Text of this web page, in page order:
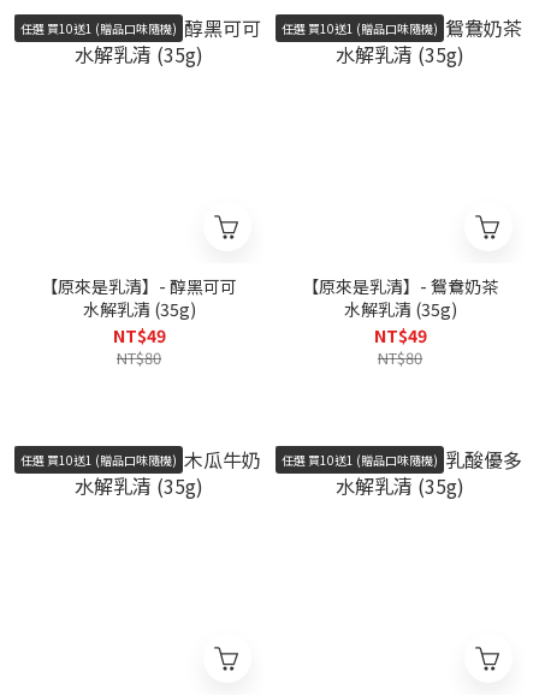
任選 買10送1 (贈品口味隨機)
【原來是乳清】- 醇黑可可
水解乳清 (35g)
NT$49
NT$80
任選 買10送1 (贈品口味隨機)
【原來是乳清】- 鴛鴦奶茶
水解乳清 (35g)
NT$49
NT$80
任選 買10送1 (贈品口味隨機) 任選 買10送1 (贈品口味隨機)